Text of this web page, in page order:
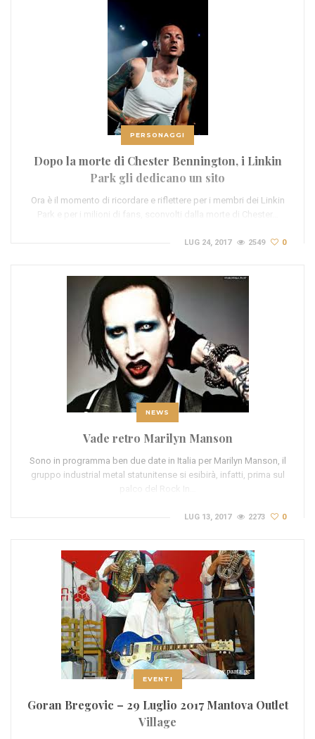
PERSONAGGI
Dopo la morte di Chester Bennington, i Linkin
Park gli dedicano un sito
Ora è il momento di ricordare e riflettere per i membri dei Linkin
Park e per i milioni di fans, sconvolti dalla morte di Chester…
LUG 24, 2017 2549 0
NEWS
Vade retro Marilyn Manson
Sono in programma ben due date in Italia per Marilyn Manson, il
gruppo industrial metal statunitense si esibirà, infatti, prima sul
palco del Rock In…
LUG 13, 2017 2273 0
EVENTI
Goran Bregovic – 29 Luglio 2017 Mantova Outlet
Village